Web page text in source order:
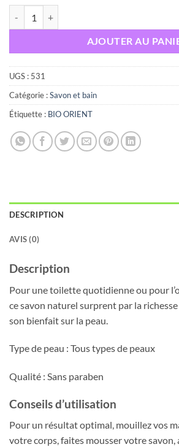
AJOUTER AU
UGS : 531
Catégorie :Savon et bain
Étiquette : BIO ORIENT
DESCRIPTION
AVIS (0)
Description
Pour une toilette quotidienne ou pour
ce savon naturel surprent par la
son bienfait sur la peau.
Type de peau : Tous types de peaux
Qualité : Sans paraben
Conseils d’utilisation
Pour un résultat optimal, mouillez vos
votre corps, faites mousser votre savon,